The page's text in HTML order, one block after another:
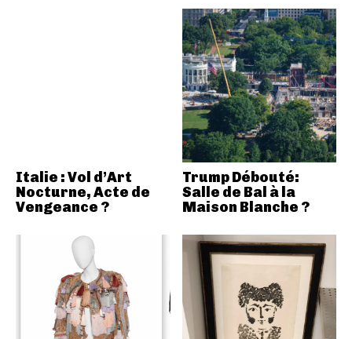
Italie : Vol d’Art
Nocturne, Acte de
Vengeance ?
Trump Débouté:
Salle de Bal à la
Maison Blanche ?